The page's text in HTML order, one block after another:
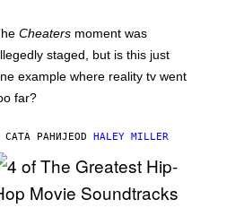
Cheaters moment was
staged, but is this just
example where reality tv went
far?
САТА РАНИЈЕOD HALEY MILLER